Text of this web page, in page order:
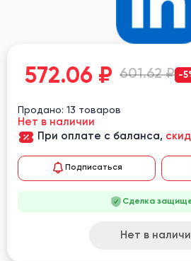
572.06 ₽ 601.62 ₽ -
Продано: 13 товаров
Нет в наличии
При оплате с баланса,
Подписаться
Сделка
Нет в